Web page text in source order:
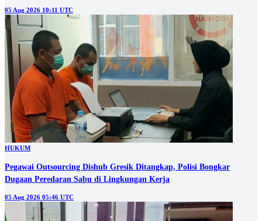
05 Aug 2026 10:11 UTC
HUKUM
Pegawai Outsourcing Dishub Gresik Ditangkap, Polisi Bongkar
Dugaan Peredaran Sabu di Lingkungan Kerja
05 Aug 2026 05:46 UTC